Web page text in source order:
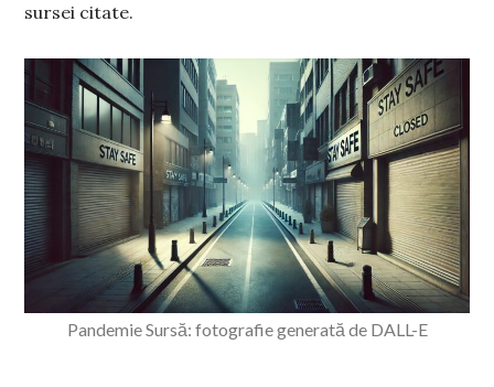
sursei citate.
Pandemie Sursă: fotografie generată de DALL-E